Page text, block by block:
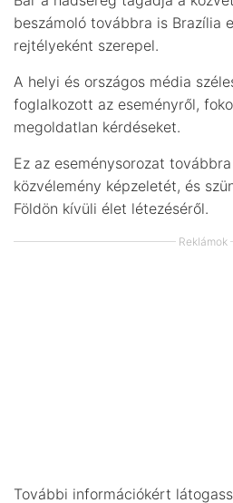
beszámoló továbbra is Brazília
rejtélyeként szerepel.
A helyi és országos média
foglalkozott az eseményről,
megoldatlan kérdéseket.
Ez az eseménysorozat
közvélemény képzeletét, és
Földön kívüli élet létezéséről.
Reklámok
További információkért